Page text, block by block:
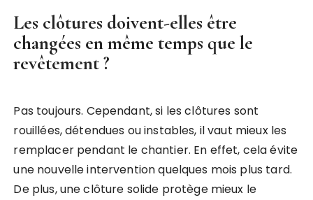
Les clôtures doivent-elles être
changées en même temps que le
revêtement ?
Pas toujours. Cependant, si les clôtures sont
rouillées, détendues ou instables, il vaut mieux les
remplacer pendant le chantier. En effet, cela évite
une nouvelle intervention quelques mois plus tard.
De plus, une clôture solide protège mieux le